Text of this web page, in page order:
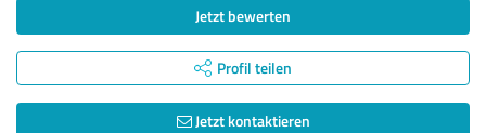
Jetzt bewerten
Profil teilen
Jetzt kontaktieren